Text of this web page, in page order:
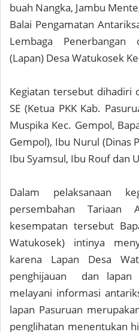
buah Nangka, Jambu
Balai Pengamatan
Lembaga Penerbangan
(Lapan) Desa Watukosek
Kegiatan tersebut dihadiri
SE (Ketua PKK Kab.
Muspika Kec. Gempol,
Gempol), Ibu Nurul (Dinas
Ibu Syamsul, Ibu Rouf dan
Dalam pelaksanaan
persembahan Tariaan
kesempatan tersebut
Watukosek) intinya
karena Lapan Desa
penghijauan dan
melayani informasi
lapan Pasuruan
penglihatan menentukan